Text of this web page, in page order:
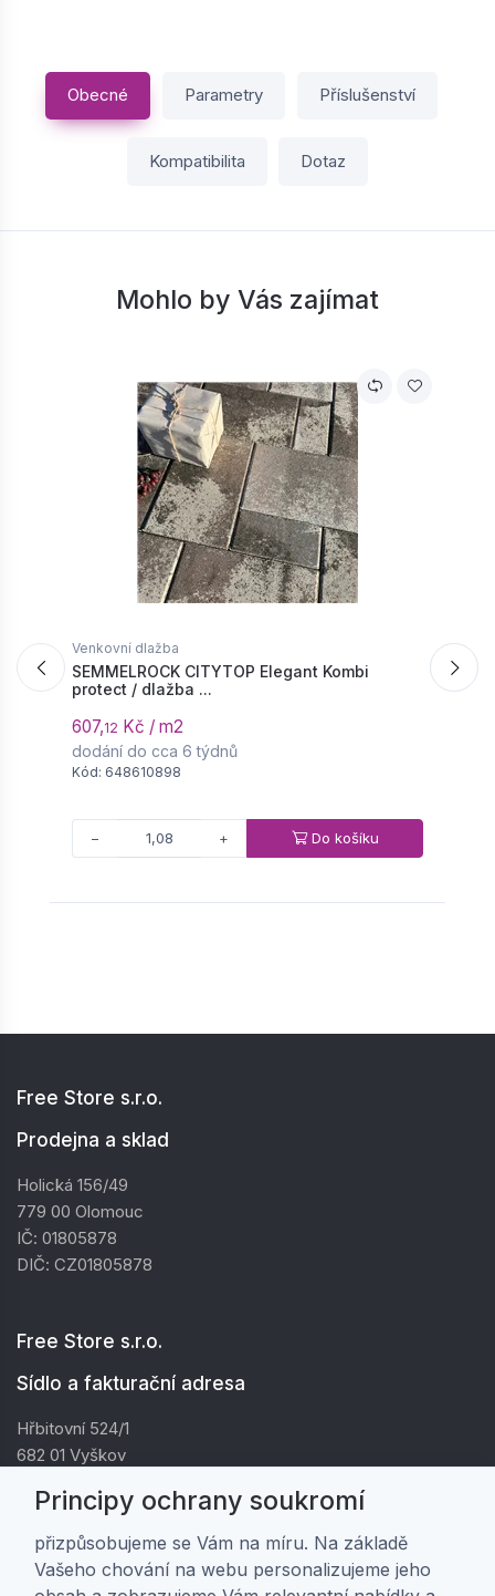
Obecné Parametry Příslušenství
Kompatibilita Dotaz
Mohlo by Vás zajímat
Venkovní dlažba
SEMMELROCK CITYTOP Elegant Kombi
protect / dlažba ...
607,12 Kč / m2
dodání do cca 6 týdnů
Kód: 648610898
− + Do košíku
Free Store s.r.o.
Prodejna a sklad
Holická 156/49
779 00 Olomouc
IČ: 01805878
DIČ: CZ01805878
Free Store s.r.o.
Sídlo a fakturační adresa
Hřbitovní 524/1
682 01 Vyškov
DIČ: CZ01805878
Zákaznická péče
Principy ochrany soukromí
přizpůsobujeme se Vám na míru. Na základě
Vašeho chování na webu personalizujeme jeho